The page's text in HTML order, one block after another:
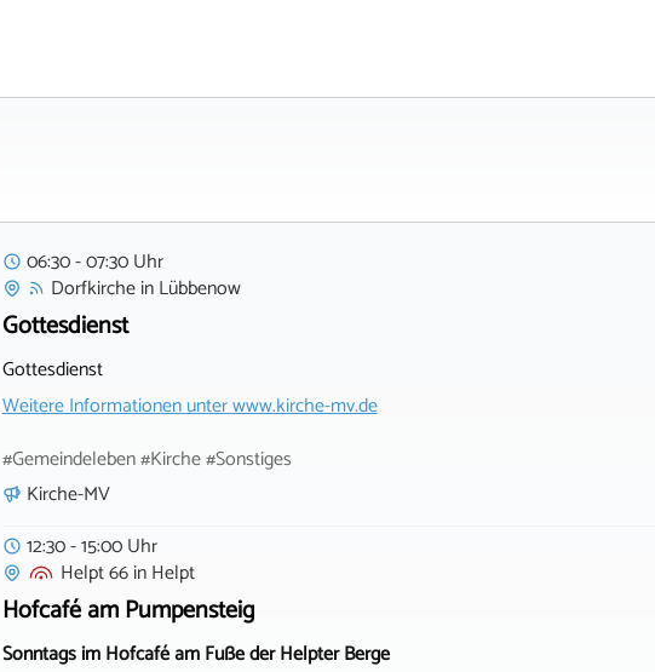
06:30 - 07:30 Uhr
DorfkircheinLübbenow
Gottesdienst
Gottesdienst
Weitere Informationen unterwww.kirche-mv.de
#Gemeindeleben #Kirche #Sonstiges
Kirche-MV
12:30 - 15:00 Uhr
Helpt 66inHelpt
Hofcafé am Pumpensteig
Sonntags im Hofcafé am Fuße der Helpter Berge